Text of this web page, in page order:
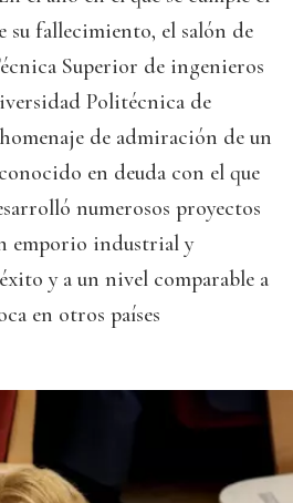
fallecimiento, el salón de
Superior de ingenieros
Politécnica de
de admiración de un
en deuda con el que
numerosos proyectos
emporio industrial y
y a un nivel comparable a
en otros países